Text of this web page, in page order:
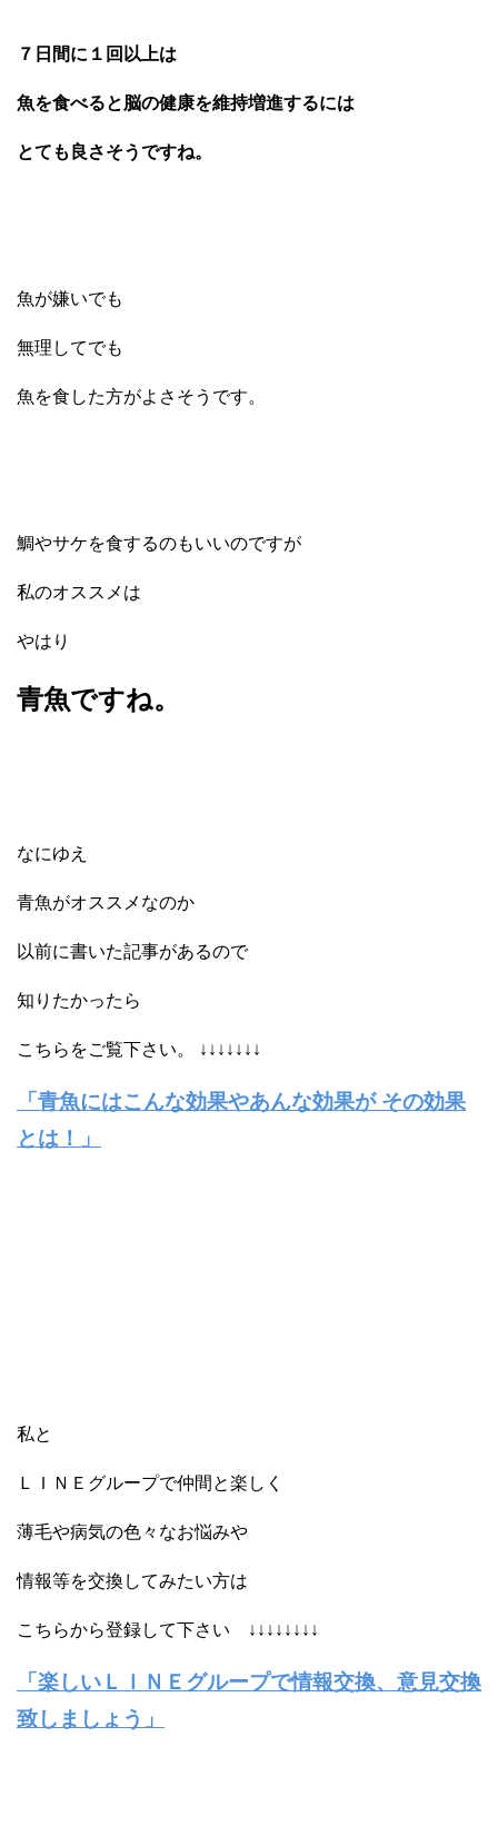
７日間に１回以上は
魚を食べると脳の健康を維持増進するには
とても良さそうですね。
魚が嫌いでも
無理してでも
魚を食した方がよさそうです。
鯛やサケを食するのもいいのですが
私のオススメは
やはり
青魚ですね。
なにゆえ
青魚がオススメなのか
以前に書いた記事があるので
知りたかったら
こちらをご覧下さい。 ↓↓↓↓↓↓↓
「青魚にはこんな効果やあんな効果が その効果
とは！」
私と
ＬＩＮＥグループで仲間と楽しく
薄毛や病気の色々なお悩みや
情報等を交換してみたい方は
こちらから登録して下さい ↓↓↓↓↓↓↓↓
「楽しいＬＩＮＥグループで情報交換、意見交換
致しましょう」